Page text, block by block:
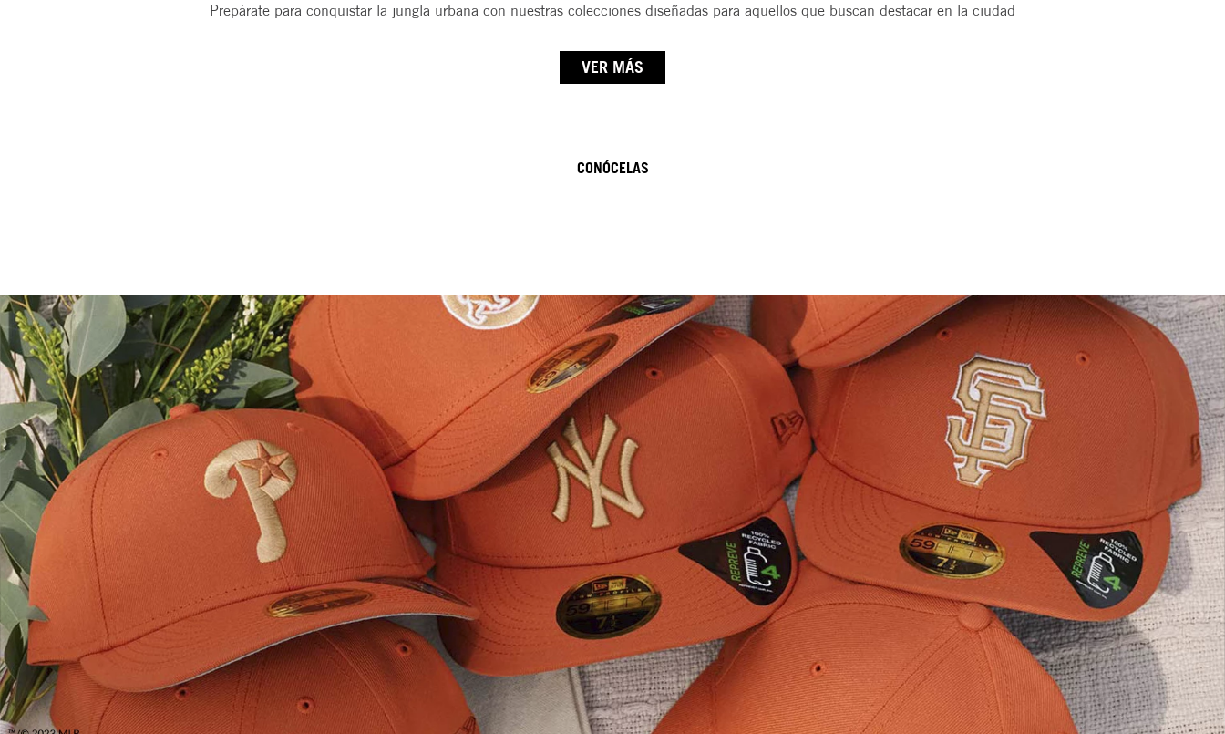
Prepárate para conquistar la jungla urbana con nuestras colecciones diseñadas para aquellos que buscan destacar en la ciudad
VER MÁS
CONÓCELAS